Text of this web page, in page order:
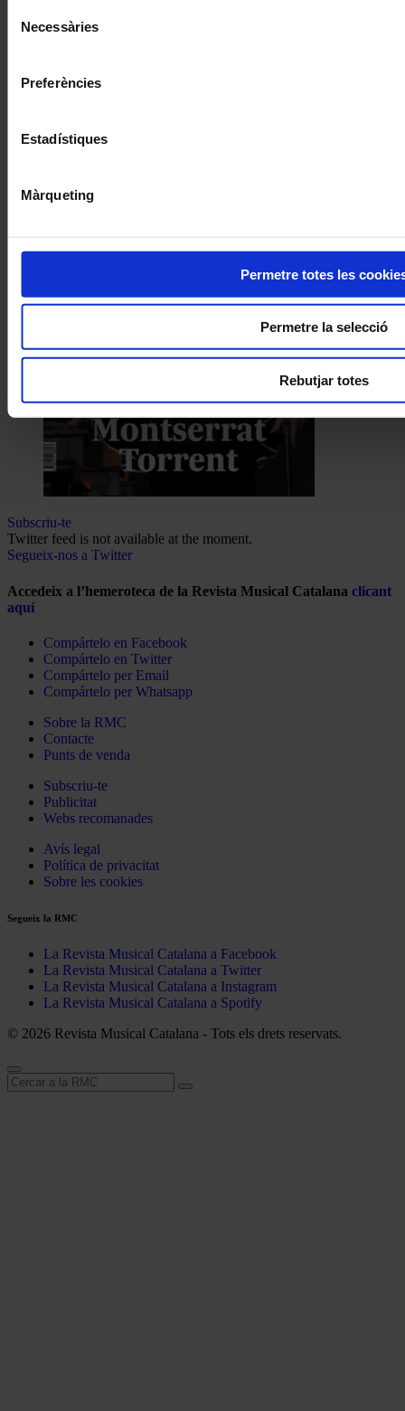
Necessàries
Preferències
Estadístiques
Màrqueting
Permetre totes les
Permetre la selecció
Rebutjar totes
Subscriu-te
Twitter feed is not available at the moment.
Segueix-nos a Twitter
Accedeix a l’hemeroteca de la Revista Musical Catalana clicant
aquí
Compártelo en Facebook
Compártelo en Twitter
Compártelo per Email
Compártelo per Whatsapp
Sobre la RMC
Contacte
Punts de venda
Subscriu-te
Publicitat
Webs recomanades
Avís legal
Política de privacitat
Sobre les cookies
Segueix la RMC
La Revista Musical Catalana a Facebook
La Revista Musical Catalana a Twitter
La Revista Musical Catalana a Instagram
La Revista Musical Catalana a Spotify
© 2026 Revista Musical Catalana - Tots els drets reservats.
Cerca